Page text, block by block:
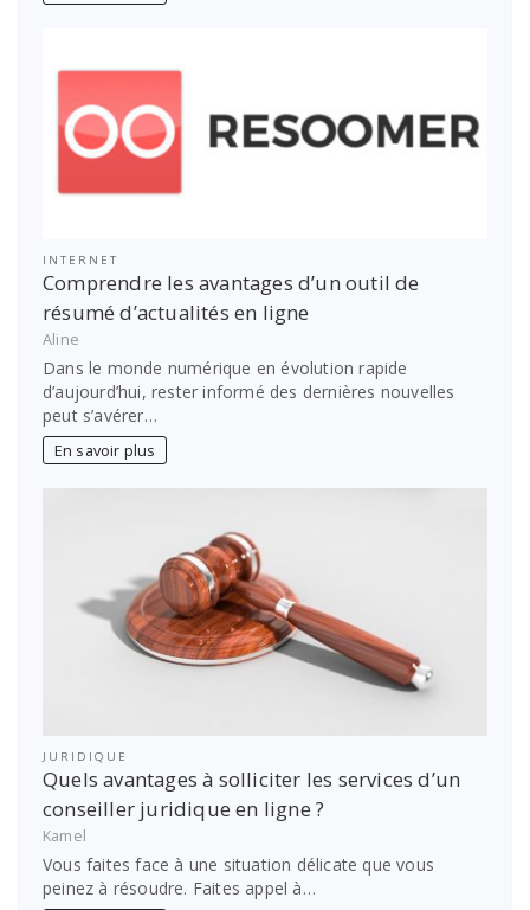
INTERNET
Comprendre les avantages d’un outil de
résumé d’actualités en ligne
Aline
Dans le monde numérique en évolution rapide
d’aujourd’hui, rester informé des dernières nouvelles
peut s’avérer…
En savoir plus
JURIDIQUE
Quels avantages à solliciter les services d’un
conseiller juridique en ligne ?
Kamel
Vous faites face à une situation délicate que vous
peinez à résoudre. Faites appel à…